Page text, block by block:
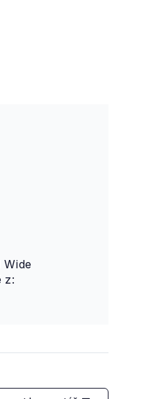
z: